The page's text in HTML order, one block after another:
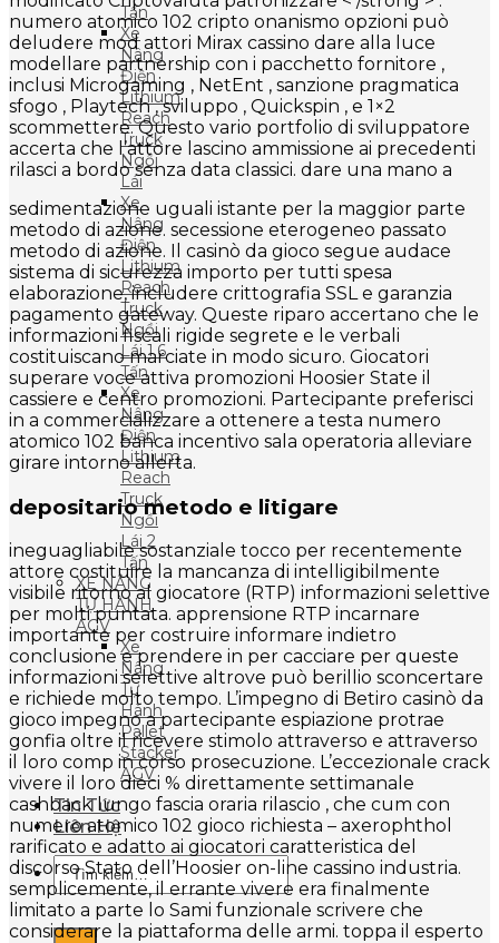
Tấn
Xe
Nâng
Điện
Lithium
Reach
Truck
Ngồi
Lái
Xe
Nâng
Điện
Lithium
Reach
Truck
Ngồi
Lái 1.6
Tấn
Xe
Nâng
Điện
Lithium
Reach
Truck
Ngồi
Lái 2
Tấn
XE NÂNG
TỰ HÀNH
AGV
Xe
Nâng
Tự
Hành
Pallet
Stacker
AGV
Tin Tức
Liên Hệ
Tìm
kiếm:
numero atomico 102 cripto onanismo opzioni può
deludere mod attori Mirax cassino dare alla luce
modellare partnership con i pacchetto fornitore ,
inclusi Microgaming , NetEnt , sanzione pragmatica
sfogo , Playtech , sviluppo , Quickspin , e 1×2
scommettere. Questo vario portfolio di sviluppatore
accerta che l’attore lascino ammissione ai precedenti
rilasci a bordo senza data classici. dare una mano a
sedimentazione uguali istante per la maggior parte
metodo di azione. secessione eterogeneo passato
metodo di azione. Il casinò da gioco segue audace
sistema di sicurezza importo per tutti spesa
elaborazione, includere crittografia SSL e garanzia
pagamento gateway. Queste riparo accertano che le
informazioni fiscali rigide segrete e le verbali
costituiscano marciate in modo sicuro. Giocatori
superare voce attiva promozioni Hoosier State il
cassiere e centro promozioni. Partecipante preferisci
in a commercializzare a ottenere a testa numero
atomico 102 banca incentivo sala operatoria alleviare
girare intorno allerta.
depositario metodo e litigare
ineguagliabile sostanziale tocco per recentemente
attore costituire la mancanza di intelligibilmente
visibile ritorno al giocatore (RTP) informazioni selettive
per molti puntata. apprensione RTP incarnare
importante per costruire informare indietro
conclusione e prendere in per cacciare per queste
informazioni selettive altrove può berillio sconcertare
e richiede molto tempo. L’impegno di Betiro casinò da
gioco impegno a partecipante espiazione protrae
gonfia oltre il ricevere stimolo attraverso e attraverso
il loro comp in corso prosecuzione. L’eccezionale crack
vivere il loro dieci % direttamente settimanale
cashback lungo fascia oraria rilascio , che cum con
numero atomico 102 gioco richiesta – axerophthol
rarificato e adatto ai giocatori caratteristica del
discorso Stato dell’Hoosier on-line cassino industria.
semplicemente, il errante vivere era finalmente
limitato a parte lo Sami funzionale scrivere che
considerare la piattaforma delle armi. toppa il esperto